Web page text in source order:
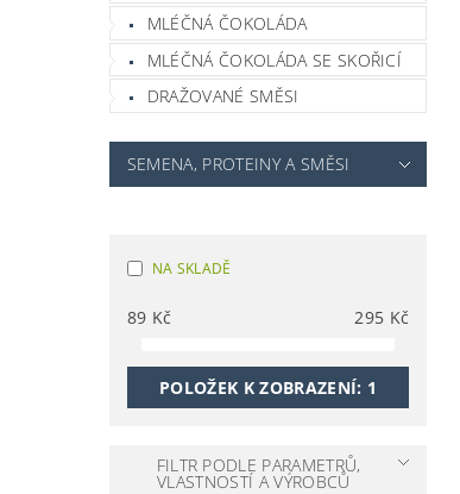
MLÉČNÁ ČOKOLÁDA
MLÉČNÁ ČOKOLÁDA SE SKOŘICÍ
DRAŽOVANÉ SMĚSI
SEMENA, PROTEINY A SMĚSI
NA SKLADĚ
89 Kč 295 Kč
POLOŽEK K ZOBRAZENÍ: 1
FILTR PODLE PARAMETRŮ,
VLASTNOSTÍ A VÝROBCŮ